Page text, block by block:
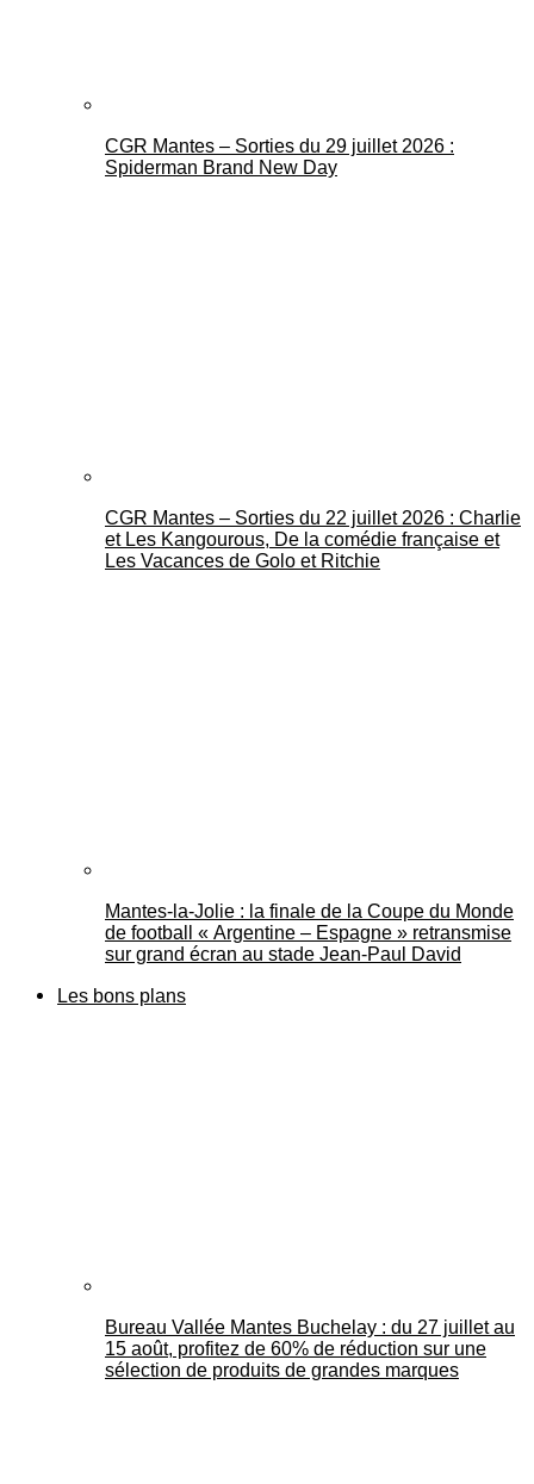
CGR Mantes – Sorties du 29 juillet 2026 :
Spiderman Brand New Day
CGR Mantes – Sorties du 22 juillet 2026 : Charlie
et Les Kangourous, De la comédie française et
Les Vacances de Golo et Ritchie
Mantes-la-Jolie : la finale de la Coupe du Monde
de football « Argentine – Espagne » retransmise
sur grand écran au stade Jean-Paul David
Les bons plans
Bureau Vallée Mantes Buchelay : du 27 juillet au
15 août, profitez de 60% de réduction sur une
sélection de produits de grandes marques